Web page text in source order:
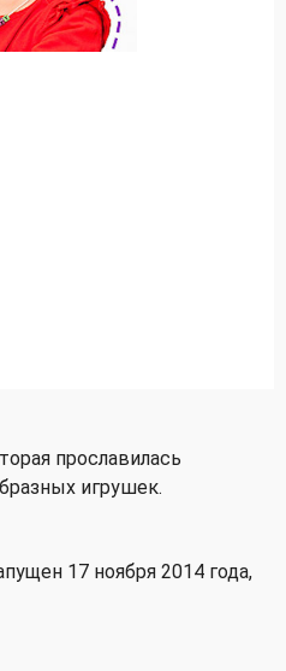
прославилась
игрушек.
17 ноября 2014 года,